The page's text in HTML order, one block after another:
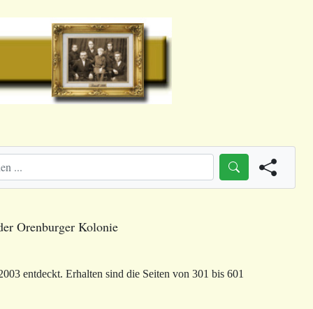
Orenburger Kolonie
entdeckt. Erhalten sind die Seiten von 301 bis 601